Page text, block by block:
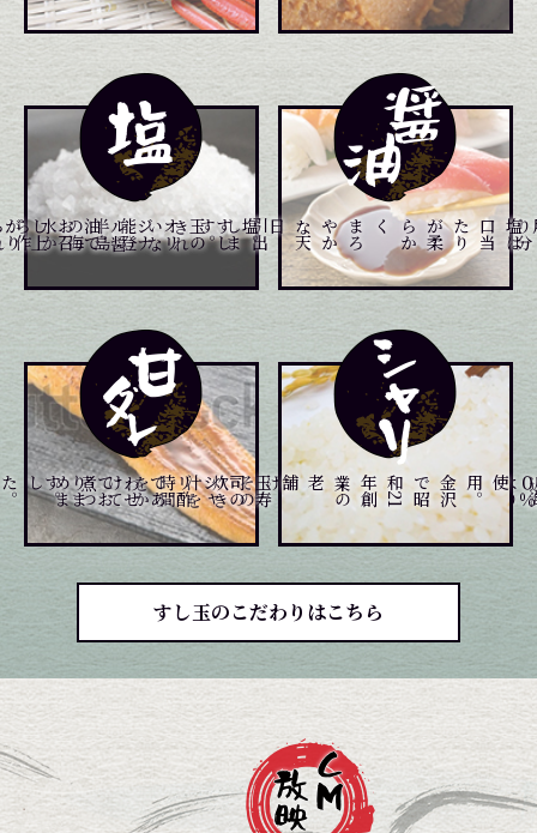
メニュー一覧はこちら
メニュー一覧はこちら
メニュー一覧はこちら
は
食
材
の
本
物
の
味
を
引
出
し
ま
す
。
き
れ
い
な
能
登
半
島
の
海
水
か
ら
作
ら
れ 塩
は
口
当
た
り
が
柔
ら
か
く
、
ま
ろ
や
か
な
天
日塩
。
す
し
玉
の
オ
リ
ジ
ナ
ル
醤
油
で
お
召
し
上
が
り
下
さ
い
を
じ
っ
く
り
炊
き
上げ
、
そ
の
炊
き
汁
を
時
間
を
か
け
て
煮
つ
め
ま
した 。
金
沢
で
昭
和
2
1
年
創
業
の
老舗
、
玉
寿
司
の
シ
ャ
リ
酢
で
あ
わ
せ
て
お
り
ま
す
。
すし玉のこだわりはこちら